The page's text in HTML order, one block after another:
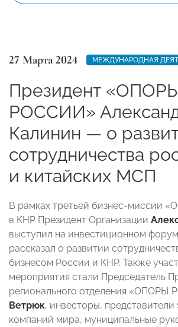
27 Марта 2024 МЕЖДУНАРОДНАЯ
Президент
РОССИИ»
Калинин — о
сотрудничества
и китайских МСП
В рамках третьей бизнес-миссии
в КНР Президент Организации
выступил на инвестиционном
рассказал о развитии
бизнесом России и КНР. Также
мероприятия стали Председатель
регионального отделения «ОПОРЫ
Ветрюк, инвесторы,
компаний мира, муниципальные